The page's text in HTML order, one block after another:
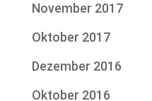
November 2017
Oktober 2017
Dezember 2016
Oktober 2016